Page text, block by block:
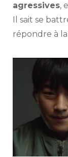
agressives,
Il sait se
répondre à